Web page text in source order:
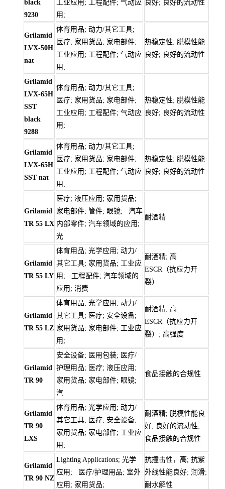
black
9230
工业应用; 工程配件; 气动应
用;
良好; 良好的流动性
Grilamid
LVX-50H
nat
体育用品; 动力/其它工具;
医疗; 家用货品; 家电部件;
工业应用; 工程配件; 气动应
用;
热稳定性; 脱模性能
良好; 良好的流动性
Grilamid
LVX-65H
SST
black
9288
体育用品; 动力/其它工具;
医疗; 家用货品; 家电部件;
工业应用; 工程配件; 气动应
用;
热稳定性; 脱模性能
良好; 良好的流动性
Grilamid
LVX-65H
SST nat
体育用品; 动力/其它工具;
医疗; 家用货品; 家电部件;
工业应用; 工程配件; 气动应
用;
热稳定性; 脱模性能
良好; 良好的流动性
Grilamid
TR 55 LX
医疗; 液压应用; 家用货品;
家电部件; 管件; 眼镜; 汽车
内部零件; 汽车领域的应用;
光
耐酒精
Grilamid
TR 55 LY
体育用品; 光学应用; 动力/
其它工具; 家用货品; 工业应
用; 工程配件; 汽车领域的
应用; 消费
耐酒精; 高
ESCR（抗应力开
裂）
Grilamid
TR 55 LZ
体育用品; 光学应用; 动力/
其它工具; 医疗; 安全设备;
家用货品; 家电部件; 工业应
用;
耐酒精; 高
ESCR（抗应力开
裂）; 高强度
Grilamid
TR 90
安全设备; 医用包装; 医疗/
护理用品; 医疗; 液压应用;
家用货品; 家电部件; 眼镜;
汽
食品接触的合规性
Grilamid
TR 90
LXS
体育用品; 光学应用; 动力/
其它工具; 医疗; 安全设备;
家用货品; 家电部件; 工业应
用;
耐酒精; 脱模性能良
好; 良好的流动性;
食品接触的合规性
Grilamid
TR 90 NZ
Lighting Applications; 光学
应用; 医疗/护理用品; 室外
应用; 家用货品;
抗撞击性，高; 抗紫
外线性能良好; 润滑;
耐水解性